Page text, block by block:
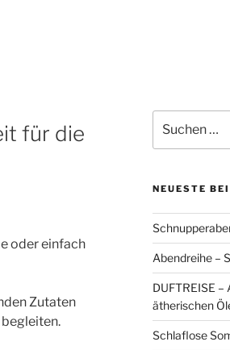
für die
oder einfach
Zutaten
nach:
NEUESTE
Abendreihe –
DUFTREISE
ätherischen
Schlaflose